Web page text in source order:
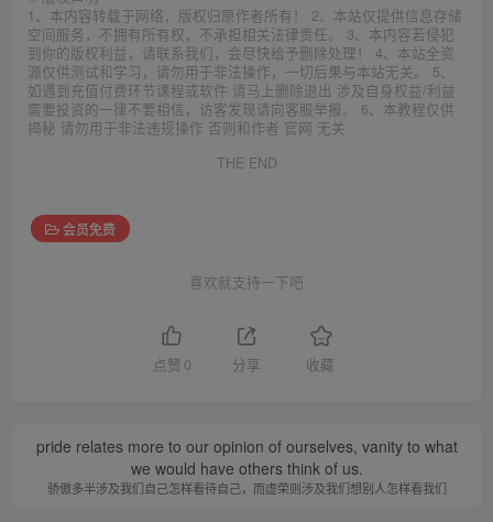
1、本内容转载于网络，版权归原作者所有！ 2、本站仅提供信息存储
空间服务，不拥有所有权，不承担相关法律责任。 3、本内容若侵犯
到你的版权利益，请联系我们，会尽快给予删除处理！ 4、本站全资
源仅供测试和学习，请勿用于非法操作，一切后果与本站无关。 5、
如遇到充值付费环节课程或软件 请马上删除退出 涉及自身权益/利益
需要投资的一律不要相信，访客发现请向客服举报。 6、本教程仅供
揭秘 请勿用于非法违规操作 否则和作者 官网 无关
THE END
会员免费
喜欢就支持一下吧
点赞 0 分享 收藏
pride relates more to our opinion of ourselves, vanity to what
we would have others think of us.
骄傲多半涉及我们自己怎样看待自己，而虚荣则涉及我们想别人怎样看我们